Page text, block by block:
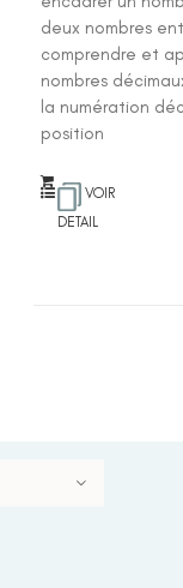
deux nombres
comprendre et
nombres
la numération
position
VOIR
DETAIL